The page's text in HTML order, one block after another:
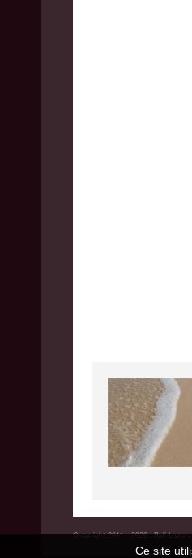
Copyright 2011 - 2026 | Bali
Ce site